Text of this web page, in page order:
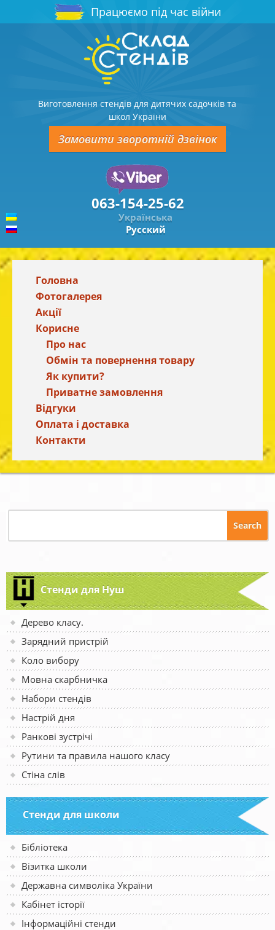
Працюємо під час війни
Виготовлення стендів для дитячих садочків та
школ України
Замовити зворотній дзвінок
063-154-25-62
Українська
Русский
Головна
Фотогалерея
Акції
Корисне
Про нас
Обмін та повернення товару
Як купити?
Приватне замовлення
Відгуки
Оплата і доставка
Контакти
Стенди для Нуш
Дерево класу.
Зарядний пристрій
Коло вибору
Мовна скарбничка
Набори стендів
Настрій дня
Ранкові зустрічі
Рутини та правила нашого класу
Стіна слів
Стенди для школи
Бібліотека
Візитка школи
Державна символіка України
Кабінет історії
Інформаційні стенди